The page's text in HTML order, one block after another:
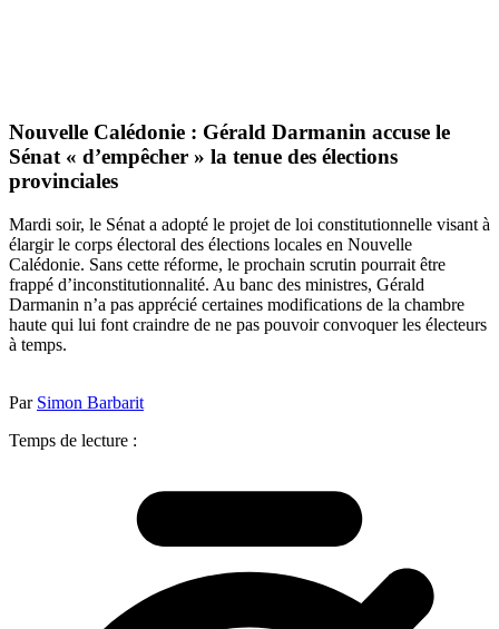
Nouvelle Calédonie : Gérald Darmanin accuse le
Sénat « d’empêcher » la tenue des élections
provinciales
Mardi soir, le Sénat a adopté le projet de loi constitutionnelle visant à
élargir le corps électoral des élections locales en Nouvelle
Calédonie. Sans cette réforme, le prochain scrutin pourrait être
frappé d’inconstitutionnalité. Au banc des ministres, Gérald
Darmanin n’a pas apprécié certaines modifications de la chambre
haute qui lui font craindre de ne pas pouvoir convoquer les électeurs
à temps.
Par Simon Barbarit
Temps de lecture :